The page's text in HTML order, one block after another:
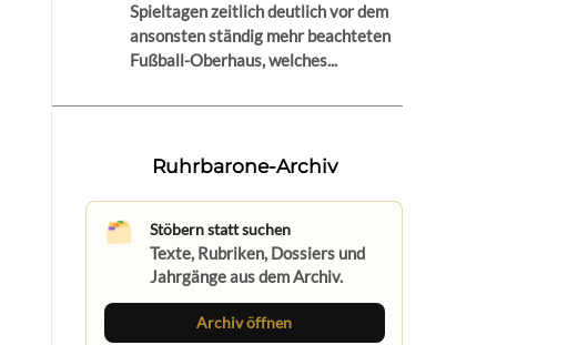
Spieltagen zeitlich deutlich vor dem
ansonsten ständig mehr beachteten
Fußball-Oberhaus, welches...
Ruhrbarone-Archiv
Stöbern statt suchen
Texte, Rubriken, Dossiers und
Jahrgänge aus dem Archiv.
Archiv öffnen